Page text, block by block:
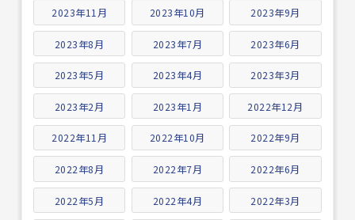
2023年11月 2023年10月 2023年9月
2023年8月 2023年7月 2023年6月
2023年5月 2023年4月 2023年3月
2023年2月 2023年1月 2022年12月
2022年11月 2022年10月 2022年9月
2022年8月 2022年7月 2022年6月
2022年5月 2022年4月 2022年3月